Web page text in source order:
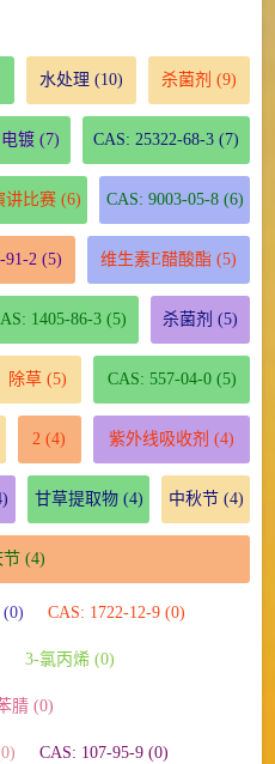
水处理 (10) 杀菌剂 (9)
电镀 (7) CAS: 25322-68-3 (7)
讲比赛(6) CAS: 9003-05-8(6)
91-2 (5) 维生素E醋酸酯 (5)
1405-86-3(5) 杀菌剂 (5)
除草 (5) CAS: 557-04-0(5)
2 (4) 紫外线吸收剂 (4)
甘草提取物(4) 中秋节(4)
节(4)
(0) CAS: 1722-12-9 (0)
3-氯丙烯 (0)
腈 (0)
CAS: 107-95-9 (0)